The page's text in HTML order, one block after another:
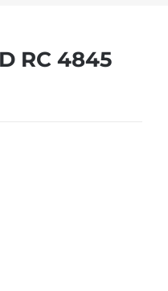
RC 4845